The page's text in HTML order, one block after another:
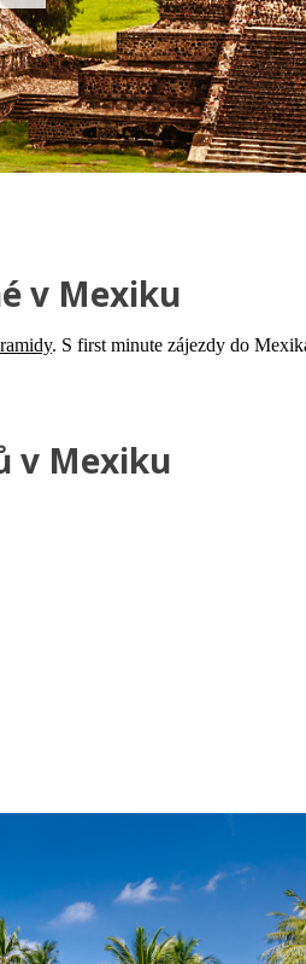
v Mexiku
. S first minute zájezdy do
v Mexiku